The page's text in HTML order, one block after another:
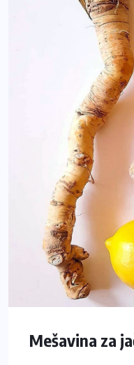
Mešavina za